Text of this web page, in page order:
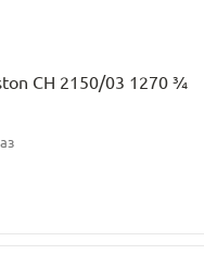
CH 2150/03 1270 ¾